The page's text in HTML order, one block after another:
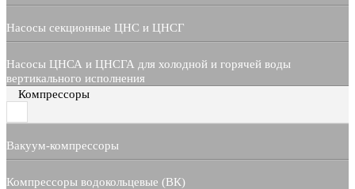
Насосы секционные ЦНС и ЦНСГ
Насосы ЦНСА и ЦНСГА для холодной и горячей воды
вертикального исполнения
Компрессоры
Вакуум-компрессоры
Компрессоры водокольцевые (ВК)